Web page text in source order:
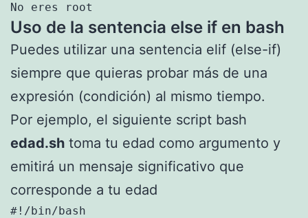
No eres root
Uso de la sentencia else if en bash
Puedes utilizar una sentencia elif (else-if)
siempre que quieras probar más de una
expresión (condición) al mismo tiempo.
Por ejemplo, el siguiente script bash
edad.sh toma tu edad como argumento y
emitirá un mensaje significativo que
corresponde a tu edad
#!/bin/bash